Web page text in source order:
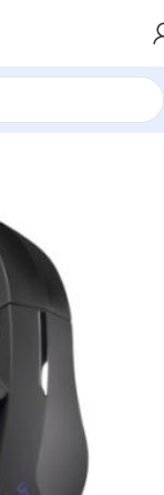
Headsets incl. mic